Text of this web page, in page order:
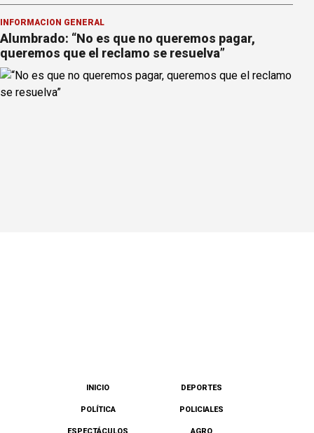
INFORMACION GENERAL
Alumbrado: “No es que no queremos pagar,
queremos que el reclamo se resuelva”
INICIO DEPORTES
POLÍTICA POLICIALES